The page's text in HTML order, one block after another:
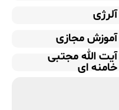
آلرژی
آموزش مجازی
آیت الله مجتبی
خامنه ای